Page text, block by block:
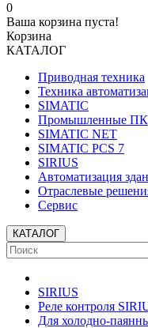
0
Ваша корзина пуста!
Корзина
КАТАЛОГ
Приводная техника
Техника
SIMATIC
Промышленные ПК
SIMATIC NET
SIMATIC PCS 7
SIRIUS
Автоматизация
Отраслевые
Сервис
КАТАЛОГ
SIRIUS
Реле контроля
Для холодно-